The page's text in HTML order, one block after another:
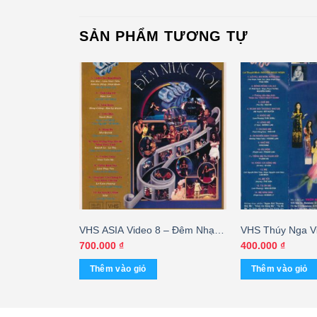
SẢN PHẨM TƯƠNG TỰ
VHS ASIA Video 8 – Đêm Nhạc
Hội – cái
700.000 ₫
Thêm vào giỏ
VHS Thúy Nga
By Night 40 –
400.000 ₫
Thêm vào giỏ